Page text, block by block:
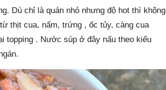
Dù chỉ là quán nhỏ nhưng độ hot thì không
thịt cua, nấm, trứng , ốc tủy, càng cua
topping . Nước súp ở đây nấu theo kiểu